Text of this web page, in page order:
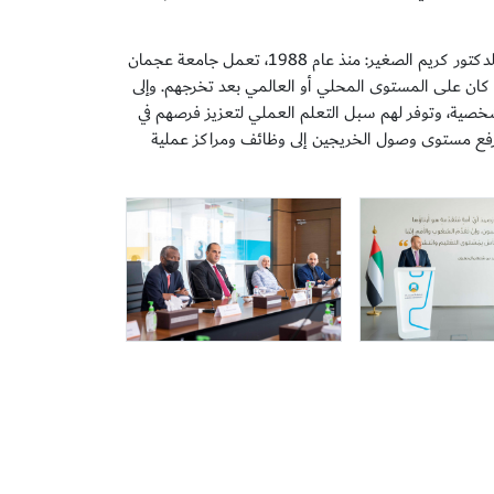
وتأكيدًا على تركيز الجامعة على إعداد الطلبة ليكونوا جاهزين لبدء حياتهم العملية، قال الدكتور كريم الصغير: منذ عام 1988، تعمل جامعة عجمان
كان على المستوى المحلي أو العالمي بعد تخرجهم. وإلى
وتوفر لهم سبل التعلم العملي لتعزيز فرصهم في
مستوى وصول الخريجين إلى وظائف ومراكز عملية